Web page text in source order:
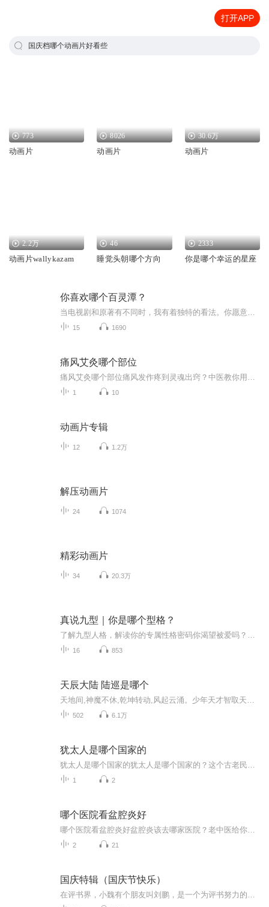
打开APP
国庆档哪个动画片好看些
773
动画片
8026
动画片
30.6万
动画片
2.2万
动画片wallykazam
46
睡觉头朝哪个方向
2333
你是哪个幸运的星座
你喜欢哪个百灵潭？
15 1690
痛风艾灸哪个部位
1 10
动画片专辑
12 1.2万
解压动画片
24 1074
精彩动画片
34 20.3万
真说九型｜你是哪个型格？
16 853
天辰大陆 陆巡是哪个
502 6.1万
犹太人是哪个国家的
1 2
哪个医院看盆腔炎好
2 21
国庆特辑（国庆节快乐）